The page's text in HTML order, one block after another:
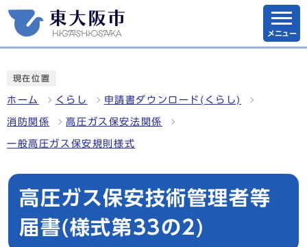
メニュー
現在位置
ホーム くらし 申請書ダウンロード(くらし)
消防関係 高圧ガス保安法関係
一般高圧ガス保安規則様式
高圧ガス保安技術管理者等
届書(様式第33の2)